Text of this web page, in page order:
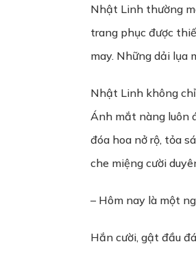
Nhật Linh thường
trang phục được
may. Những dải lụa
Nhật Linh không
Ánh mắt nàng luôn
đóa hoa nở rộ, tỏa
che miệng cười
– Hôm nay là một
Hắn cười, gật đầu